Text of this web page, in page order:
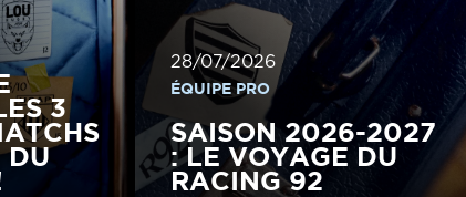
3
DU
28/07/2026
ÉQUIPE PRO
SAISON 2026-2027
: LE VOYAGE DU
RACING 92